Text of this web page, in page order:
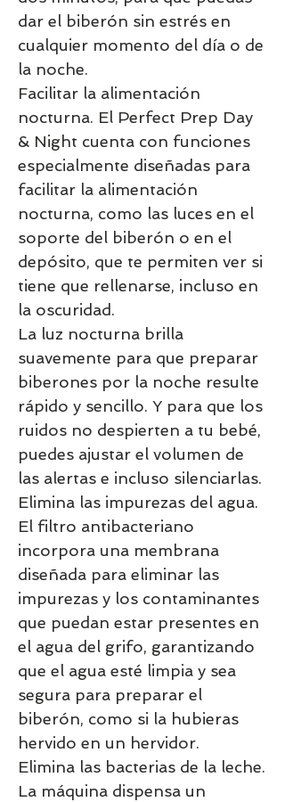
dar el biberón sin estrés en
cualquier momento del día o de
la noche.
Facilitar la alimentación
nocturna. El Perfect Prep Day
& Night cuenta con funciones
especialmente diseñadas para
facilitar la alimentación
nocturna, como las luces en el
soporte del biberón o en el
depósito, que te permiten ver si
tiene que rellenarse, incluso en
la oscuridad.
La luz nocturna brilla
suavemente para que preparar
biberones por la noche resulte
rápido y sencillo. Y para que los
ruidos no despierten a tu bebé,
puedes ajustar el volumen de
las alertas e incluso silenciarlas.
Elimina las impurezas del agua.
El filtro antibacteriano
incorpora una membrana
diseñada para eliminar las
impurezas y los contaminantes
que puedan estar presentes en
el agua del grifo, garantizando
que el agua esté limpia y sea
segura para preparar el
biberón, como si la hubieras
hervido en un hervidor.
Elimina las bacterias de la leche.
La máquina dispensa un